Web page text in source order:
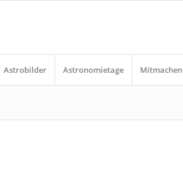
Astrobilder Astronomietage Mitmachen